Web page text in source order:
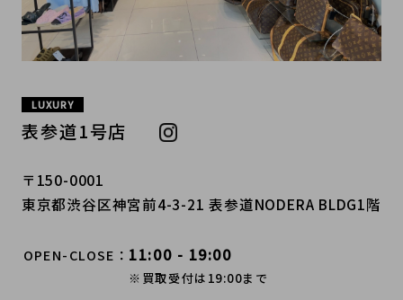
LUXURY
表参道1号店
〒150-0001
東京都渋谷区神宮前4-3-21 表参道NODERA BLDG1階
OPEN-CLOSE 11:00 - 19:00
※買取受付は19:00まで